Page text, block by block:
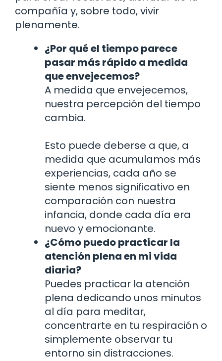
compañía y, sobre todo, vivir
plenamente.
¿Por qué el tiempo parece
pasar más rápido a medida
que envejecemos?
A medida que envejecemos,
nuestra percepción del tiempo
cambia.
Esto puede deberse a que, a
medida que acumulamos más
experiencias, cada año se
siente menos significativo en
comparación con nuestra
infancia, donde cada día era
nuevo y emocionante.
¿Cómo puedo practicar la
atención plena en mi vida
diaria?
Puedes practicar la atención
plena dedicando unos minutos
al día para meditar,
concentrarte en tu respiración o
simplemente observar tu
entorno sin distracciones.